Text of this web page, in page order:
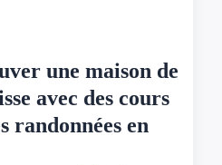
une maison de
avec des cours
randonnées en